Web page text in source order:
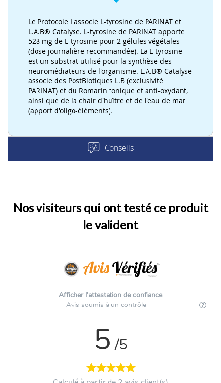
Le Protocole I associe L-tyrosine de PARINAT et
L.A.B® Catalyse. L-tyrosine de PARINAT apporte
528 mg de L-tyrosine pour 2 gélules végétales
(dose journalière recommandée). La L-tyrosine
est un substrat utilisé pour la synthèse des
neuromédiateurs de l'organisme. L.A.B® Catalyse
associe des PostBiotiques L.B (exclusivité
PARINAT) et du Romarin tonique et anti-oxydant,
ainsi que de la chair d'huïtre et de l'eau de mar
(apport d'oligo-éléments).
Conseils
Nos visiteurs qui ont testé ce produit
le valident
Afficher l'attestation de confiance
Avis soumis à un contrôle
5 /5